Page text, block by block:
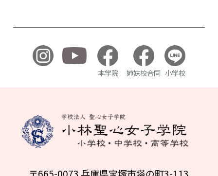
本学院 姉妹校合同 小学校
〒665-0073 兵庫県宝塚市塔の町3-113